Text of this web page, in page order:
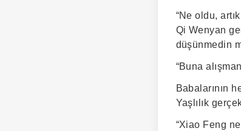
“Ne oldu,
Qi Wenyan
düşünmedin
“Buna
Babalarının
Yaşlılık
“Xiao Feng